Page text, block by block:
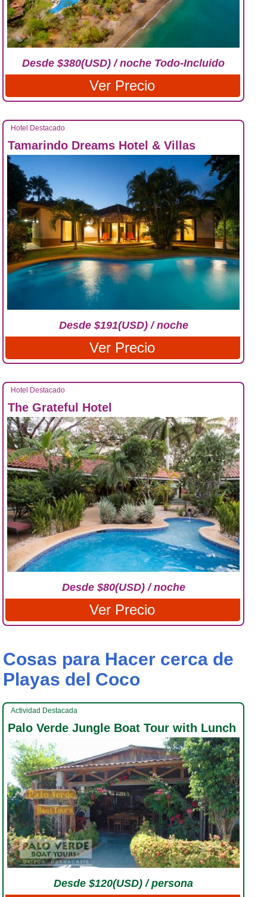
Desde $380(USD) / noche Todo-Incluido
Ver Precio
Hotel Destacado
Tamarindo Dreams Hotel & Villas
Desde $191(USD) / noche
Ver Precio
Hotel Destacado
The Grateful Hotel
Desde $80(USD) / noche
Ver Precio
Cosas para Hacer cerca de
Playas del Coco
Actividad Destacada
Palo Verde Jungle Boat Tour with Lunch
Desde $120(USD) / persona